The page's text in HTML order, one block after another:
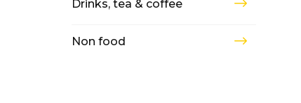
Drinks, tea & coffee
Non food